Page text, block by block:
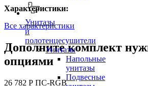
Унитазы
и
полотенцесушители
Унитазы
Напольные
унитазы
Подвесные
Характеристики:
Все характеристики
Дополните комплект
опциями
26 782 Р ПС-RGB